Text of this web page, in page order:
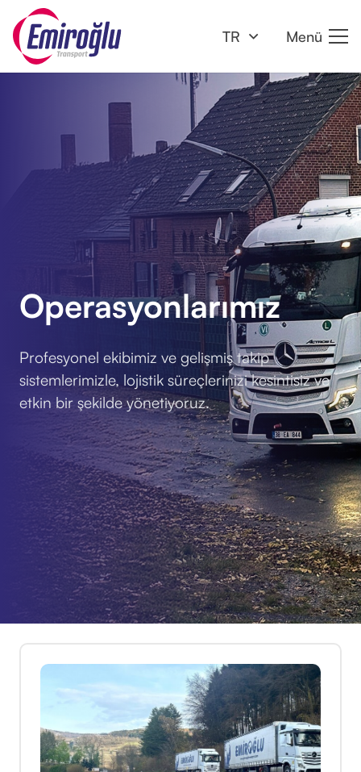
TR Menü
Operasyonlarımız
Profesyonel ekibimiz ve gelişmiş takip
sistemlerimizle, lojistik süreçlerinizi kesintisiz ve
etkin bir şekilde yönetiyoruz.